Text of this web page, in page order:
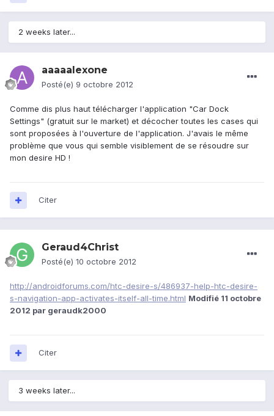
2 weeks later...
aaaaalexone
Posté(e) 9 octobre 2012
Comme dis plus haut télécharger l'application "Car Dock
Settings" (gratuit sur le market) et décocher toutes les cases qui
sont proposées à l'ouverture de l'application. J'avais le même
problème que vous qui semble visiblement de se résoudre sur
mon desire HD !
Citer
Geraud4Christ
Posté(e) 10 octobre 2012
http://androidforums.com/htc-desire-s/486937-help-htc-desire-
s-navigation-app-activates-itself-all-time.html Modifié 11 octobre
2012 par geraudk2000
Citer
3 weeks later...